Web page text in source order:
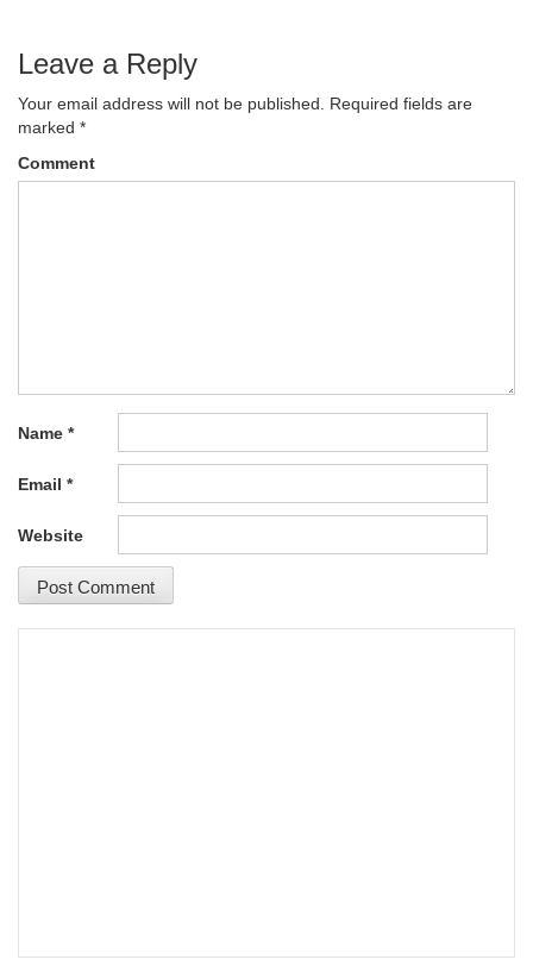
Leave a Reply
Your email address will not be published.
Required fields are
marked *
Comment
Name *
Email *
Website